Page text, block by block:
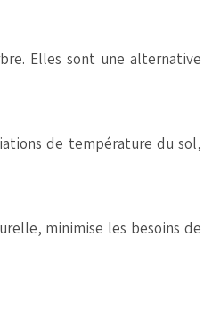
Elles sont une alternative
de température du sol,
minimise les besoins de